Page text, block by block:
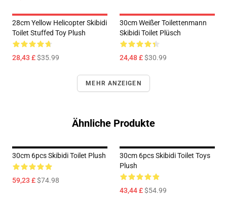
28cm Yellow Helicopter Skibidi
Toilet Stuffed Toy Plush
28,43 £$35.99
30cm Weißer Toilettenmann
Skibidi Toilet Plüsch
24,48 £$30.99
MEHR ANZEIGEN
Ähnliche Produkte
30cm 6pcs Skibidi Toilet Plush
59,23 £$74.98
30cm 6pcs Skibidi Toilet Toys
Plush
43,44 £$54.99